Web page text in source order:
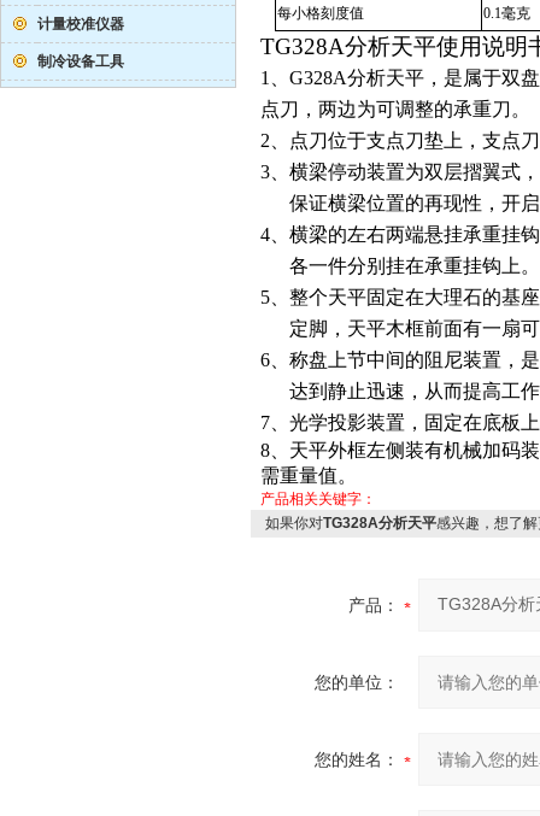
计量校准仪器
制冷设备工具
每小格刻度值 0.1毫克
TG328A分析天平使用说明
1、G328A分析天平，是属于双
点刀，两边为可调整的承重刀。
2、点刀位于支点刀垫上，支点
3、横梁停动装置为双层摺翼式
保证横梁位置的再现性，开
4、横梁的左右两端悬挂承重挂
各一件分别挂在承重挂钩上。
5、整个天平固定在大理石的基
定脚，天平木框前面有一扇
6、称盘上节中间的阻尼装置，
达到静止迅速，从而提高工
7、光学投影装置，固定在底板
8、天平外框左侧装有机械加码
需重量值。
产品相关关键字：
如果你对TG328A分析天平感兴趣，想了
产品：
您的单位：
您的姓名：